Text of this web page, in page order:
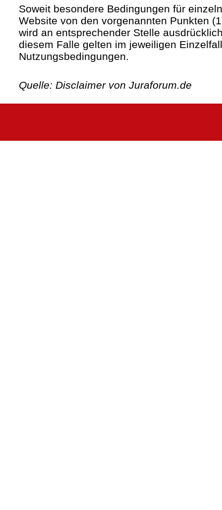
Soweit besondere Bedingungen für
Website von den vorgenannten Punkten
wird an entsprechender Stelle
diesem Falle gelten im jeweiligen
Nutzungsbedingungen.
Quelle: Disclaimer von Juraforum.de